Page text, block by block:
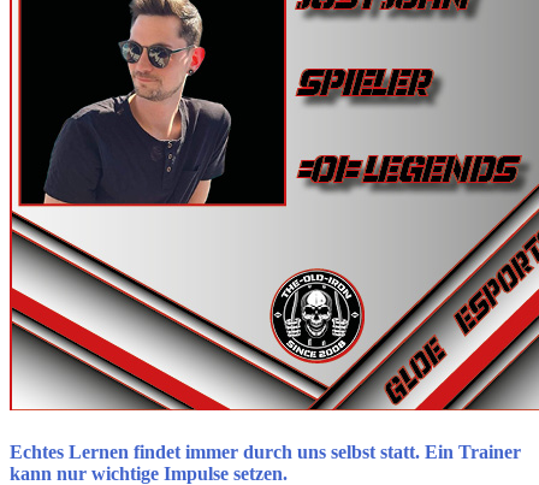
Echtes Lernen findet immer durch uns selbst statt. Ein Trainer
kann nur wichtige Impulse setzen.